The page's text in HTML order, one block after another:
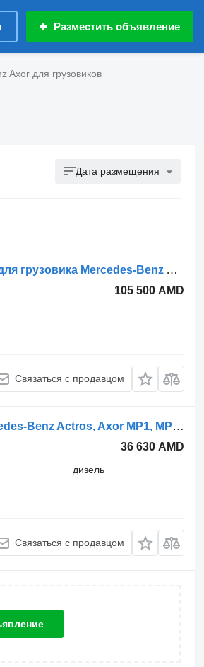
Разместить объявление
Axor для грузовиков
Дата размещения
Модулятор EBS Knorr-Bremse Аксор 2 (01.04-) K000924 для грузовика Mercedes-Benz Actros, Axor MP1, MP2, MP3 (1996-2014)
105 500 AMD
Связаться с продавцом
Пневмоклапан WABCO 4802040020 для грузовика Mercedes-Benz Actros, Axor MP1, MP2, MP3 (1996-2014)
36 630 AMD
дизель
Связаться с продавцом